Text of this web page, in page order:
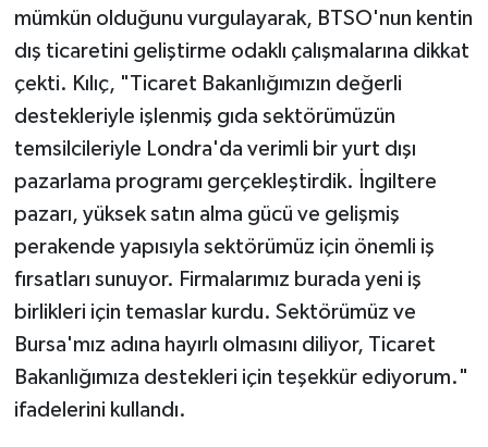
mümkün olduğunu vurgulayarak, BTSO'nun kentin
dış ticaretini geliştirme odaklı çalışmalarına dikkat
çekti. Kılıç, "Ticaret Bakanlığımızın değerli
destekleriyle işlenmiş gıda sektörümüzün
temsilcileriyle Londra'da verimli bir yurt dışı
pazarlama programı gerçekleştirdik. İngiltere
pazarı, yüksek satın alma gücü ve gelişmiş
perakende yapısıyla sektörümüz için önemli iş
fırsatları sunuyor. Firmalarımız burada yeni iş
birlikleri için temaslar kurdu. Sektörümüz ve
Bursa'mız adına hayırlı olmasını diliyor, Ticaret
Bakanlığımıza destekleri için teşekkür ediyorum."
ifadelerini kullandı.